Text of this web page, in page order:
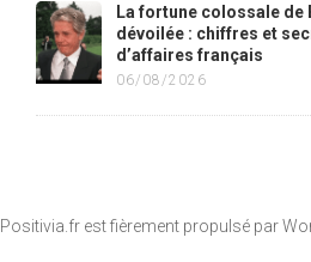
La fortune colossale de
dévoilée : chiffres et
d’affaires français
06/08/2026
Positivia.fr est fièrement propulsé par